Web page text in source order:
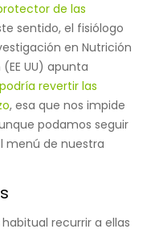
de las
sentido, el fisiólogo
en Nutrición
UU) apunta
revertir las
, esa que nos impide
podamos seguir
menú de nuestra
recurrir a ellas